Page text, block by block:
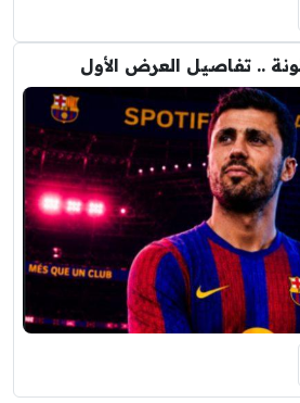
.. تفاصيل العرض الأول